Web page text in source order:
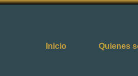
Inicio Quienes